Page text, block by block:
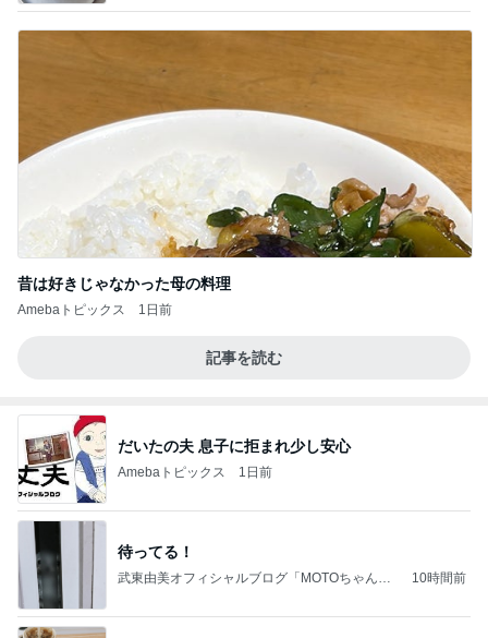
昔は好きじゃなかった母の料理
Amebaトピックス 1日前
記事を読む
だいたの夫 息子に拒まれ少し安心
Amebaトピックス 1日前
待ってる！
武東由美オフィシャルブログ「MOTOちゃんと
10時間前